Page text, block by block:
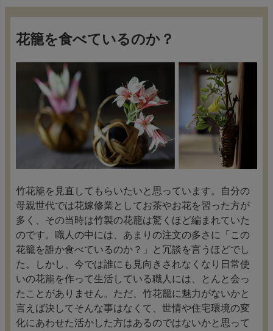
花籠を食べているのか？
竹花籠を見直してもらいたいと思っています。自分の
母親世代では花嫁修業としてお茶やお花を習った方が
多く、その当時は竹製の花籠は驚くほど編まれていた
のです。職人の中には、あまりの注文の多さに「この
花籠を誰か食べているのか？」と冗談を言うほどでし
た。しかし、今では誰にも見向きされなくなり日常使
いの花籠を作って生活している職人には、とんと会っ
たことがありません。ただ、竹花籠に魅力がないかと
言えば決してそんな事はなくて、世情や住宅環境の変
化にあわせた活かした方はあるのではないかと思って